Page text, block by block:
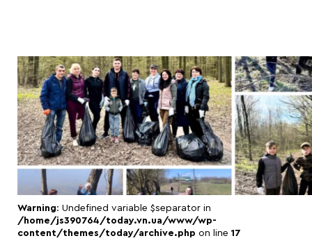
Warning: Undefined variable $separator in
/home/js390764/today.vn.ua/www/wp-
content/themes/today/archive.php on line 17